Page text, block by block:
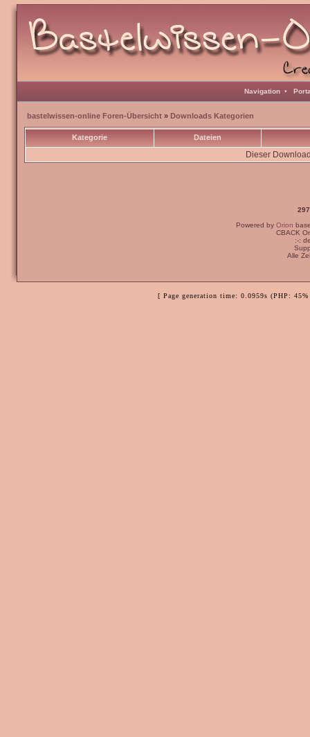
Navigation •
bastelwissen-online Foren-Übersicht » Downloads Kategorien
Kategorie Dateien
Dieser
Powered by Orion
CBACK
:-:
Alle
[ Page generation time: 0.0959s (PHP: